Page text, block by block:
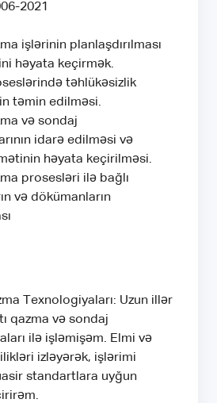
2021
işlərinin planlaşdırılması
həyata keçirmək.
təhlükəsizlik
təmin edilməsi.
və sondaj
idarə edilməsi və
həyata keçirilməsi.
prosesləri ilə bağlı
və dökümanların
Texnologiyaları: Uzun illər
qazma və sondaj
ilə işləmişəm. Elmi və
izləyərək, işlərimi
standartlara uyğun